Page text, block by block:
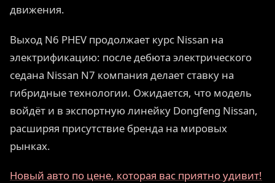
движения.
Выход N6 PHEV продолжает курс Nissan на
электрификацию: после дебюта электрического
седана Nissan N7 компания делает ставку на
гибридные технологии. Ожидается, что модель
войдёт и в экспортную линейку Dongfeng Nissan,
расширяя присутствие бренда на мировых
рынках.
Новый авто по цене, которая вас приятно удивит!